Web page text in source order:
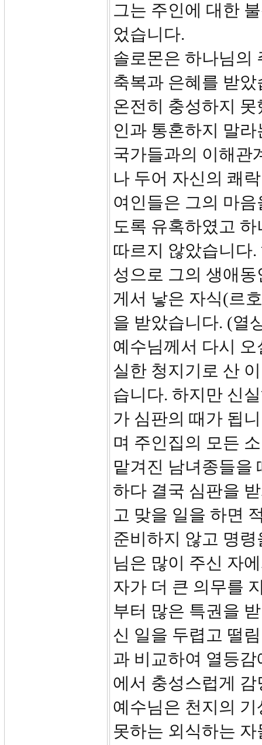
그는 주인에 대한
었습니다.
솔로몬은 하나님의
축복과 은혜를 받
온전히 충성하지
인과 통혼하지 말
국가들과의 이해관
나 두어 자신의 쾌
여인들은 그의 마
도록 유혹하였고
따르지 않았습니다
성으로 그의 생애
게서 낳은 자식(르
을 받았습니다. (열
예수님께서 다시
실한 청지기로 산
습니다. 하지만 신
가 심판의 때가 됩
며 주인집의 모든
맡겨진 남녀종들을
하다 결국 심판을
고 맞을 일을 하면
준비하지 않고 명
님은 많이 주신 자
자가 더 큰 의무를
부터 많은 특권을
신 일을 두렵고 떨
과 비교하여 열등
에서 충성스럽게
예수님은 천지의
못하는 외식하는